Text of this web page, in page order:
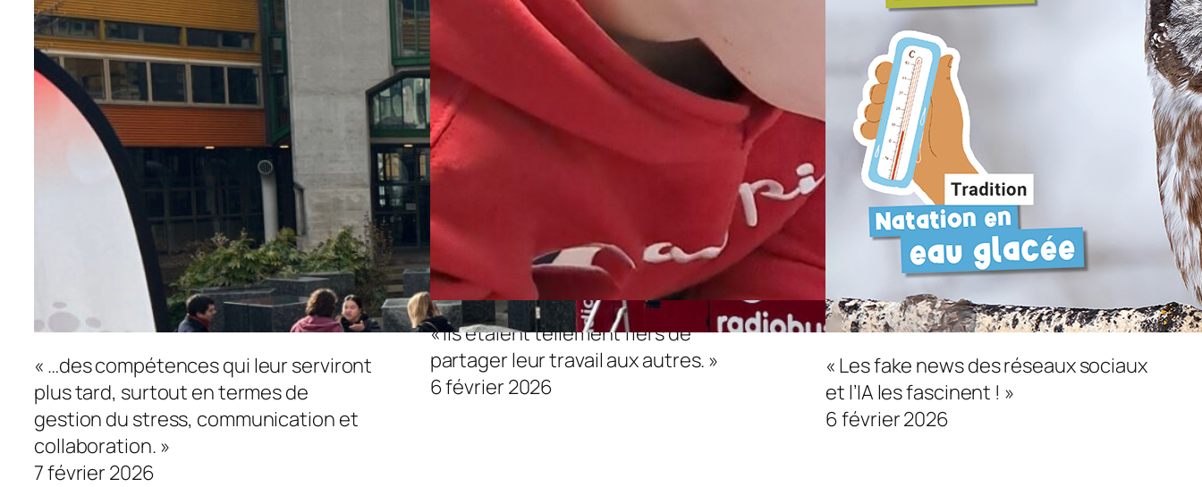
« …des compétences qui leur serviront
plus tard, surtout en termes de
gestion du stress, communication et
collaboration. »
7 février 2026
« Ils étaient tellement fiers de
partager leur travail aux autres. »
6 février 2026
« Les fake news des réseaux sociaux
et l’IA les fascinent ! »
6 février 2026